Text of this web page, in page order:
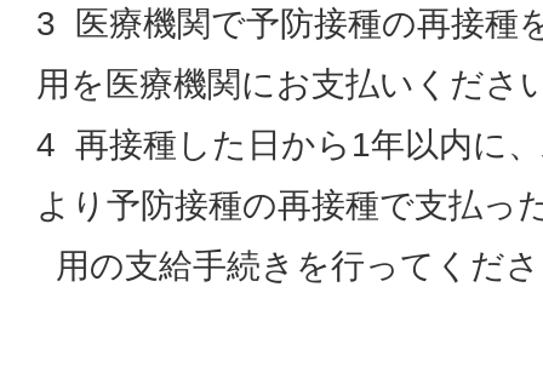
3 医療機関で予防接種の再接種
用を医療機関にお支払いくださ
4 再接種した日から1年以内に
より予防接種の再接種で支払っ
用の支給手続きを行ってくだ